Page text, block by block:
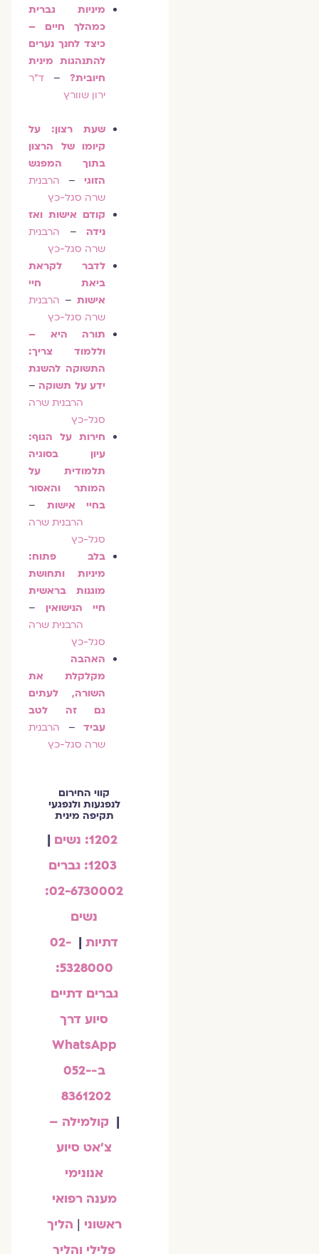
מיניות גברית
כמהלך חיים –
כיצד לחנך נערים
להתנהגות מינית
חיובית?– ד"ר
ירון שוורץ
שעת רצון: על
קיומו של הרצון
בתוך המפגש
הזוגי–
הרבנית
שרה סגל-כץ
קודם אישות ואז
נידה–
הרבנית
שרה סגל-כץ
לדבר לקראת
ביאת חיי
אישות–הרבנית
שרה סגל-כץ
תורה היא –
וללמוד צריך:
התשוקה להשגת
ידע על תשוקה–
הרבנית שרה
סגל-כץ
חירות על הגוף:
עיון בסוגיה
תלמודית על
המותר והאסור
בחיי אישות–
הרבנית שרה
סגל-כץ
בלב פתוח:
מיניות ותחושת
מוגנות בראשית
חיי הנישואין–
הרבנית שרה
סגל-כץ
האהבה
מקלקלת את
השורה, לעתים
גם זה לטב
עביד–
הרבנית
שרה סגל-כץ
קווי החירום
לנפגעות ולנפגעי
תקיפה מינית
|
02-6730002:
נשים
דתיות|
02-
5328000:
גברים דתיים
סיוע דרך
WhatsApp
ב-052-
8361202
| קולמילה –
צ'אט סיוע
אנונימי
מענה רפואי
ראשוני| הליך
פלילי והליך